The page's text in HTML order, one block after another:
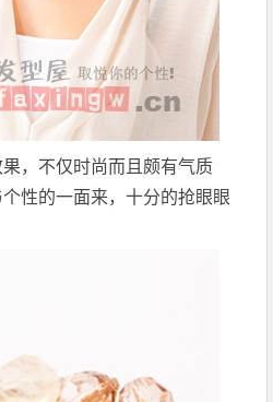
，不仅时尚而且颇有气质
性的一面来，十分的抢眼眼